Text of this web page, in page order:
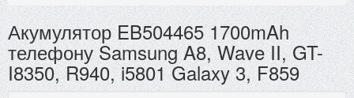
Акумулятор EB504465 1700mAh
телефону Samsung A8, Wave II, GT-
I8350, R940, i5801 Galaxy 3, F859